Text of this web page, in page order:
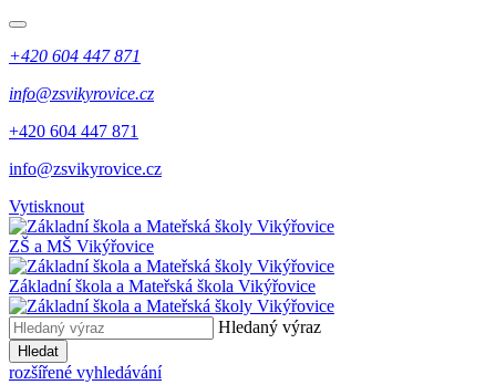
+420 604 447 871
info@zsvikyrovice.cz
+420 604 447 871
info@zsvikyrovice.cz
Vytisknout
ZŠ a MŠ Vikýřovice
Základní škola a Mateřská škola Vikýřovice
Hledaný výraz
Hledat
rozšířené vyhledávání